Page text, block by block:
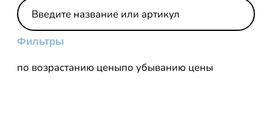
Фильтры
по возрастанию ценыпо убыванию цены